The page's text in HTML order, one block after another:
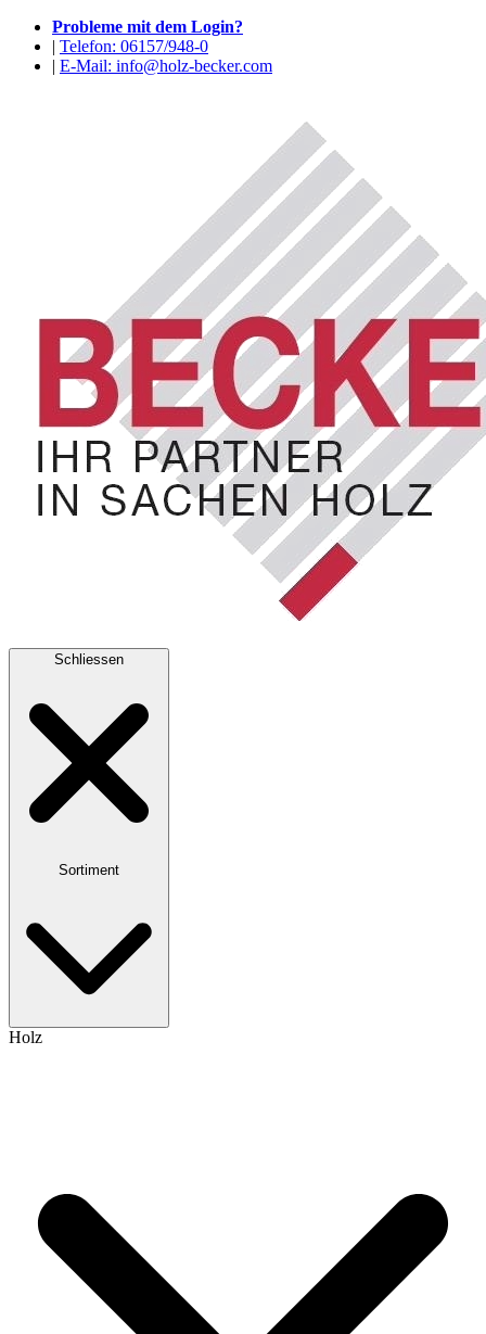
Probleme mit dem Login?
| Telefon: 06157/948-0
| E-Mail: info@holz-becker.com
Schliessen
Sortiment
Holz